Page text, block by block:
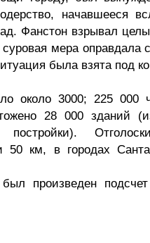
начавшееся
Фанстон взрывал
мера оправдала
была взята под
около 3000; 225 000
28 000 зданий
50 км, в городах
произведен